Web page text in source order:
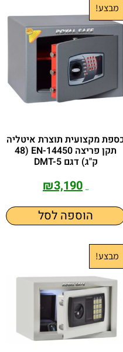
מבצע!
מקצועית תוצרת איטליה
תקן פריצה EN-14450 (48
ק"ג) דגם DMT-5
₪3,190
הוספה לסל
מבצע!